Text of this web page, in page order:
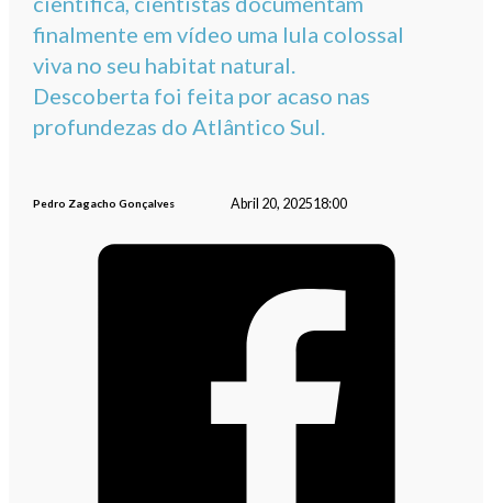
finalmente em vídeo uma lula colossal
viva no seu habitat natural.
Descoberta foi feita por acaso nas
profundezas do Atlântico Sul.
Pedro Zagacho Gonçalves Abril 20, 202518:00